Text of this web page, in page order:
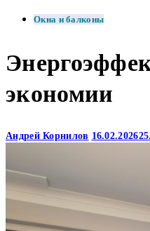
Окна и балконы
экономии
Андрей Корнилов 16.02.2026